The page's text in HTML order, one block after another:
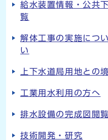
給水装置情報・公共
覧
解体工事の実施につ
い
上下水道局用地との
工業用水利用の方へ
排水設備の完成図閲
技術開発・研究